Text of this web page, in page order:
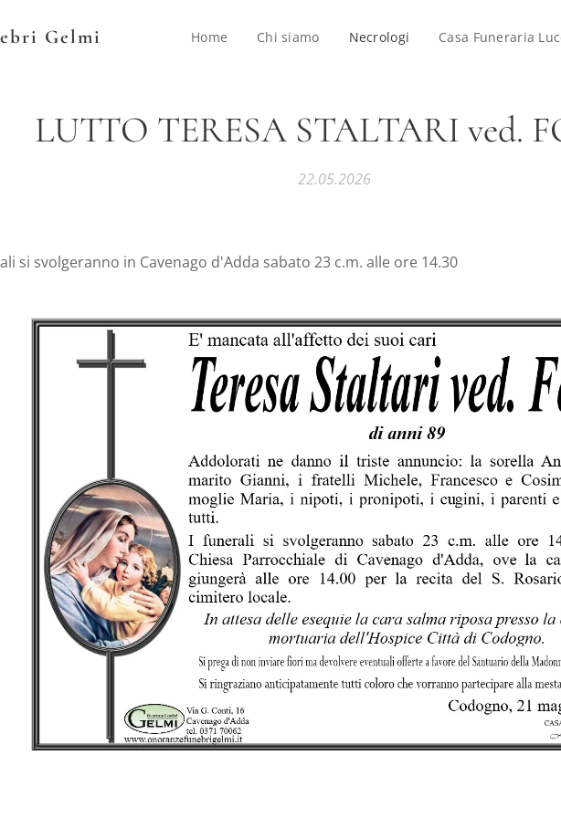
Gelmi Home Chi siamo Necrologi Casa Funeraria
LUTTO TERESA STALTARI ved.
22.05.2026
si svolgeranno in Cavenago d'Adda sabato 23 c.m. alle ore 14.30